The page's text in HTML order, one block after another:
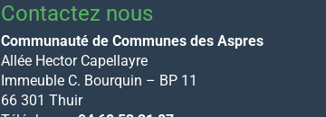
Contactez nous
Communauté de Communes des Aspres
Allée Hector Capellayre
Immeuble C. Bourquin – BP 11
66 301 Thuir